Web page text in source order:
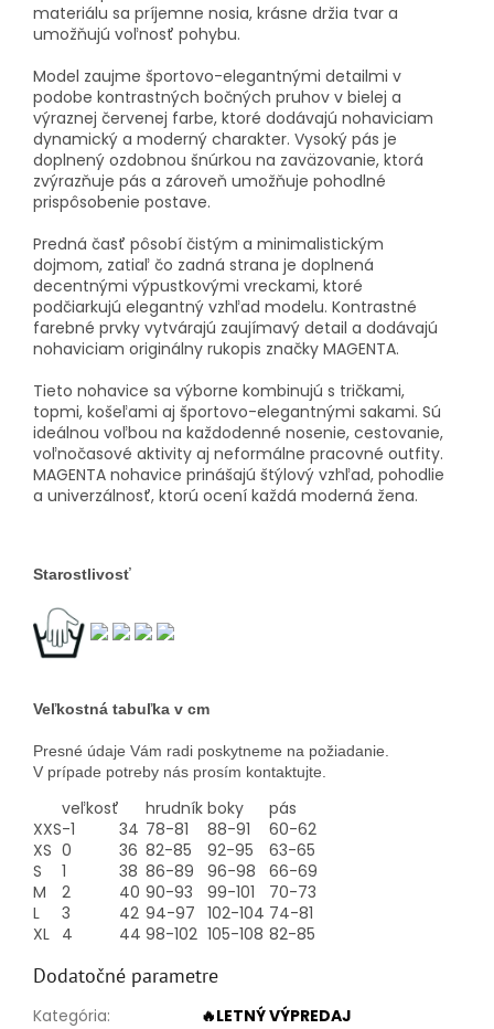
materiálu sa príjemne nosia, krásne držia tvar a
umožňujú voľnosť pohybu.
Model zaujme športovo-elegantnými detailmi v
podobe kontrastných bočných pruhov v bielej a
výraznej červenej farbe, ktoré dodávajú nohaviciam
dynamický a moderný charakter. Vysoký pás je
doplnený ozdobnou šnúrkou na zaväzovanie, ktorá
zvýrazňuje pás a zároveň umožňuje pohodlné
prispôsobenie postave.
Predná časť pôsobí čistým a minimalistickým
dojmom, zatiaľ čo zadná strana je doplnená
decentnými výpustkovými vreckami, ktoré
podčiarkujú elegantný vzhľad modelu. Kontrastné
farebné prvky vytvárajú zaujímavý detail a dodávajú
nohaviciam originálny rukopis značky MAGENTA.
Tieto nohavice sa výborne kombinujú s tričkami,
topmi, košeľami aj športovo-elegantnými sakami. Sú
ideálnou voľbou na každodenné nosenie, cestovanie,
voľnočasové aktivity aj neformálne pracovné outfity.
MAGENTA nohavice prinášajú štýlový vzhľad, pohodlie
a univerzálnosť, ktorú ocení každá moderná žena.
Starostlivosť
Veľkostná tabuľka v cm
Presné údaje Vám radi poskytneme na požiadanie.
V prípade potreby nás prosím kontaktujte.
veľkosť hrudník boky
pás
XXS-1 34 78-81 88-91
60-62
XS 0 36 82-85 92-95
63-65
S
1 38 86-89 96-98
66-69
M
2 40 90-93 99-101
70-73
L
3 42 94-97 102-104 74-81
XL 4 44 98-102 105-108 82-85
Dodatočné parametre
Kategória:
🔥LETNÝ VÝPREDAJ